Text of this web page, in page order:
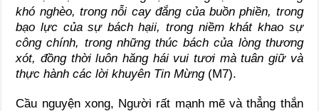
khó nghèo, trong nỗi cay đắng của buồn phiền, trong
bạo lực của sự bách hạii, trong niềm khát khao sự
công chính, trong những thúc bách của lòng thương
xót, đồng thời luôn hăng hái vui tươi mà tuân giữ và
thực hành các lời khuyên Tin Mừng(M7).
Cầu nguyện xong, Người rất mạnh mẽ và thẳng thắn